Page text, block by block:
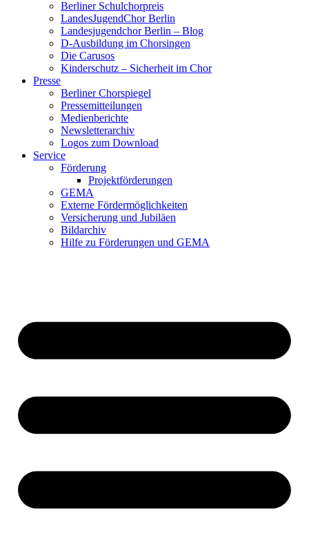
Berliner Schulchorpreis
LandesJugendChor Berlin
Landesjugendchor Berlin – Blog
D-Ausbildung im Chorsingen
Die Carusos
Kinderschutz – Sicherheit im Chor
Presse
Berliner Chorspiegel
Pressemitteilungen
Medienberichte
Newsletterarchiv
Logos zum Download
Service
Förderung
Projektförderungen
GEMA
Externe Fördermöglichkeiten
Versicherung und Jubiläen
Bildarchiv
Hilfe zu Förderungen und GEMA